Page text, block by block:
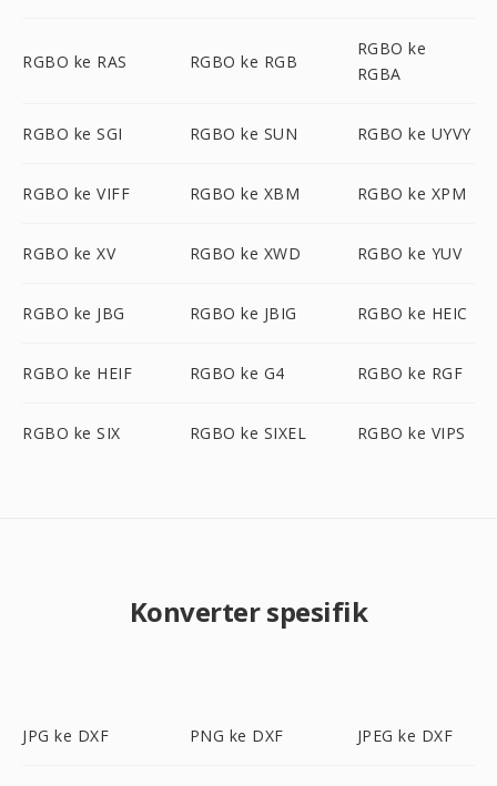
RGBO ke RAS RGBO ke RGB
RGBO ke
RGBA
RGBO ke SGI RGBO ke SUN RGBO ke UYVY
RGBO ke VIFF RGBO ke XBM RGBO ke XPM
RGBO ke XV RGBO ke XWD RGBO ke YUV
RGBO ke JBG RGBO ke JBIG RGBO ke HEIC
RGBO ke HEIF RGBO ke G4 RGBO ke RGF
RGBO ke SIX RGBO ke SIXEL RGBO ke VIPS
Konverter spesifik
JPG ke DXF PNG ke DXF JPEG ke DXF